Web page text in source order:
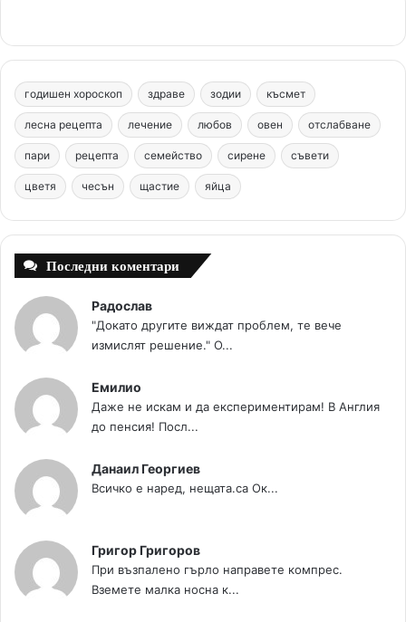
e
b
o
o
k
t
e
r
e
s
t
T
u
b
e
t
a
g
r
m
c
m
годишен хороскоп здраве зодии късмет
лесна рецепта лечение любов овен отслабване
пари рецепта семейство сирене съвети
цветя чесън щастие яйца
Последни коментари
Радослав
"Докато другите виждат проблем, те вече
измислят решение." О...
Емилио
Даже не искам и да експериментирам! В Англия
до пенсия! Посл...
Данаил Георгиев
Всичко е наред, нещата.са Ок...
Григор Григоров
При възпалено гърло направете компрес.
Вземете малка носна к...